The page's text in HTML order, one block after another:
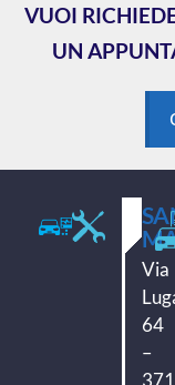
VUOI
UN
Via
64
–